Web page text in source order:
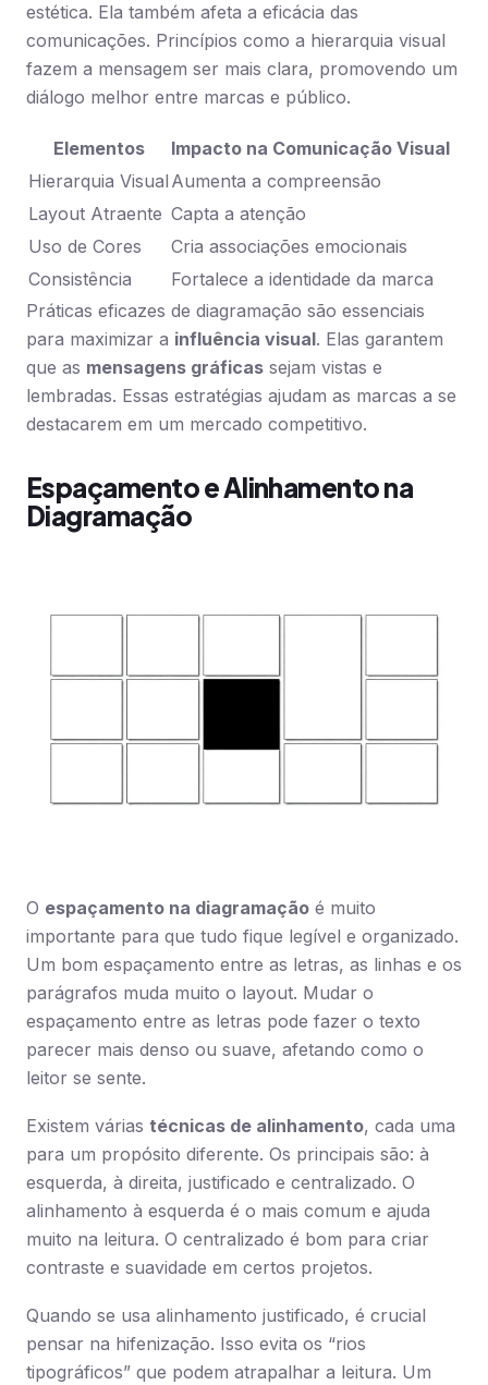
estética. Ela também afeta a eficácia das
comunicações. Princípios como a hierarquia visual
fazem a mensagem ser mais clara, promovendo um
diálogo melhor entre marcas e público.
Elementos
Impacto na Comunicação Visual
Hierarquia Visual Aumenta a compreensão
Layout Atraente Capta a atenção
Uso de Cores
Cria associações emocionais
Consistência
Fortalece a identidade da marca
Práticas eficazes de diagramação são essenciais
para maximizar a influência visual. Elas garantem
que as mensagens gráficas sejam vistas e
lembradas. Essas estratégias ajudam as marcas a se
destacarem em um mercado competitivo.
Espaçamento e Alinhamento na
Diagramação
O espaçamento na diagramação é muito
importante para que tudo fique legível e organizado.
Um bom espaçamento entre as letras, as linhas e os
parágrafos muda muito o layout. Mudar o
espaçamento entre as letras pode fazer o texto
parecer mais denso ou suave, afetando como o
leitor se sente.
Existem várias técnicas de alinhamento, cada uma
para um propósito diferente. Os principais são: à
esquerda, à direita, justificado e centralizado. O
alinhamento à esquerda é o mais comum e ajuda
muito na leitura. O centralizado é bom para criar
contraste e suavidade em certos projetos.
Quando se usa alinhamento justificado, é crucial
pensar na hifenização. Isso evita os “rios
tipográficos” que podem atrapalhar a leitura. Um